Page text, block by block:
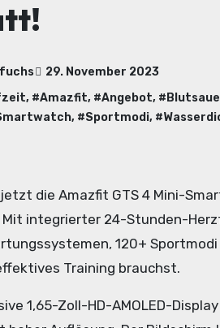
fuchs
29. November 2023
, #Amazfit, #Angebot, #
, #Sportmodi, #
Mit integrierter 24-Stunden-
120+
Training brauchst.
1,65-Zoll-HD-AMOLED-